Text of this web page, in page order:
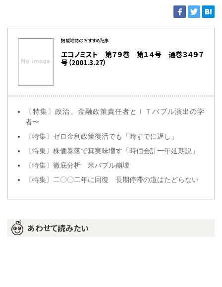
掲載雑誌のおすすめ記事
エコノミスト 第７９巻 第１４号 通巻３４９７
号（2001.3.27）
〔特集〕政治、金融政策責任者とＩＴバブル演出の学
者〜
〔特集〕ゼロ金利政策復活でも「時すでに遅し」
〔特集〕株価暴落で真実味増す「時価会計一年延期説」
〔特集〕徹底分析 米バブル崩壊
〔特集〕二〇〇二年に回復 長期停滞の道はたどらない
あわせて読みたい